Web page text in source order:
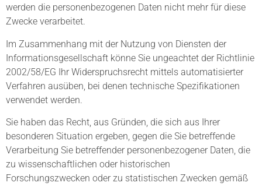
werden die personenbezogenen Daten nicht mehr für diese
Zwecke verarbeitet.
Im Zusammenhang mit der Nutzung von Diensten der
Informationsgesellschaft könne Sie ungeachtet der Richtlinie
2002/58/EG Ihr Widerspruchsrecht mittels automatisierter
Verfahren ausüben, bei denen technische Spezifikationen
verwendet werden.
Sie haben das Recht, aus Gründen, die sich aus Ihrer
besonderen Situation ergeben, gegen die Sie betreffende
Verarbeitung Sie betreffender personenbezogener Daten, die
zu wissenschaftlichen oder historischen
Forschungszwecken oder zu statistischen Zwecken gemäß